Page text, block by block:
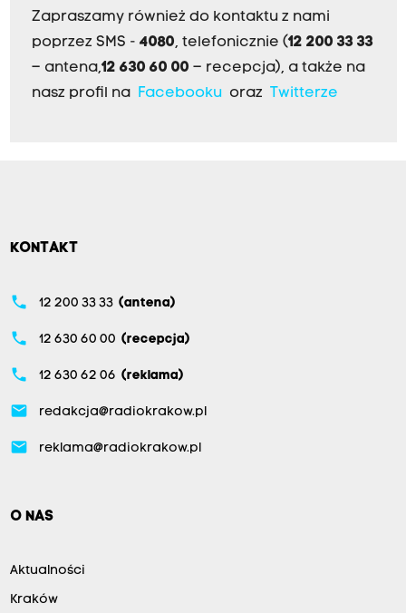
Zapraszamy również do kontaktu z nami
poprzez SMS - 4080, telefonicznie (12 200 33 33
– antena,12 630 60 00 – recepcja), a także na
nasz profil na
Facebookuoraz Twitterze
KONTAKT
phone 12 200 33 33 (antena)
phone 12 630 60 00 (recepcja)
phone 12 630 62 06 (reklama)
email redakcja@radiokrakow.pl
email reklama@radiokrakow.pl
O NAS
Aktualności
Kraków